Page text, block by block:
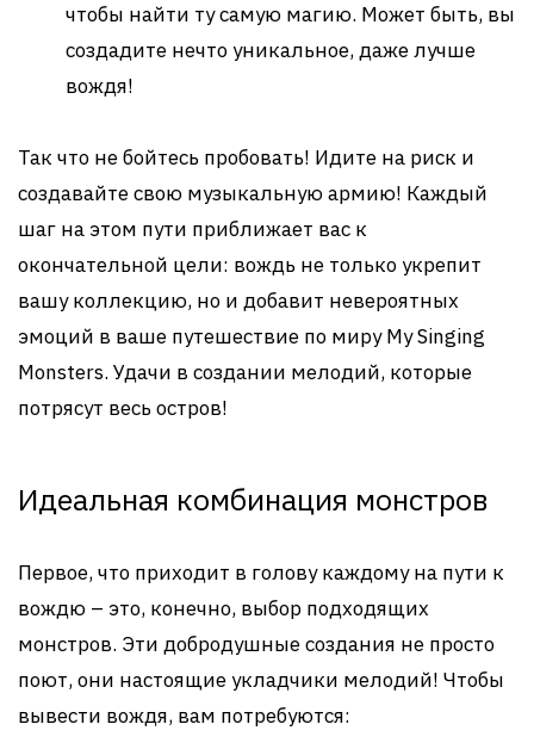
чтобы найти ту самую магию. Может быть, вы
создадите нечто уникальное, даже лучше
вождя!
Так что не бойтесь пробовать! Идите на риск и
создавайте свою музыкальную армию! Каждый
шаг на этом пути приближает вас к
окончательной цели: вождь не только укрепит
вашу коллекцию, но и добавит невероятных
эмоций в ваше путешествие по миру My Singing
Monsters. Удачи в создании мелодий, которые
потрясут весь остров!
Идеальная комбинация монстров
Первое, что приходит в голову каждому на пути к
вождю – это, конечно, выбор подходящих
монстров. Эти добродушные создания не просто
поют, они настоящие укладчики мелодий! Чтобы
вывести вождя, вам потребуются: